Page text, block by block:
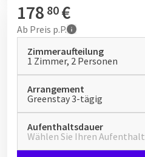
178 80 €
Ab Preis p.P.
Zimmeraufteilung
1 Zimmer, 2 Personen
Arrangement
Greenstay 3-tägig
Aufenthaltsdauer
Wählen Sie Ihren Aufenthalt